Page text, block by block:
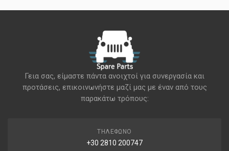
Γεια σας, είμαστε πάντα ανοιχτοί για συνεργασία και
προτάσεις, επικοινωνήστε μαζί μας με έναν από τους
παρακάτω τρόπους:
ΤΗΛΈΦΩΝΟ
+30 2810 200747